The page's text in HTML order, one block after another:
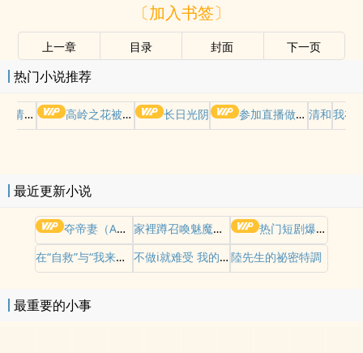
〔加入书签〕
上一章 目录 封面 下一页
热门小说推荐
摆好 高岭之花被权贵轮了后 长日光阴 参加直播做爱综艺后我火了(NPH) 清和我在
最近更新小说
夺帝妻（ABO） 家裡蹲召喚魅魔意想不到把媽媽召喚出來了
热门短剧爆改版【红帽、绿帽、纯爱大杂烩】
在“自救”与“我来找你”之间
不做i就难受 我的身体需要j液治病 陸先生的祕密特調
最重要的小事